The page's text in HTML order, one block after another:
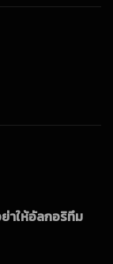
าให้อัลกอริทึม